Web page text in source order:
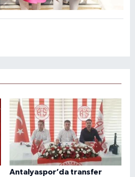
Antalyaspor’da transfer